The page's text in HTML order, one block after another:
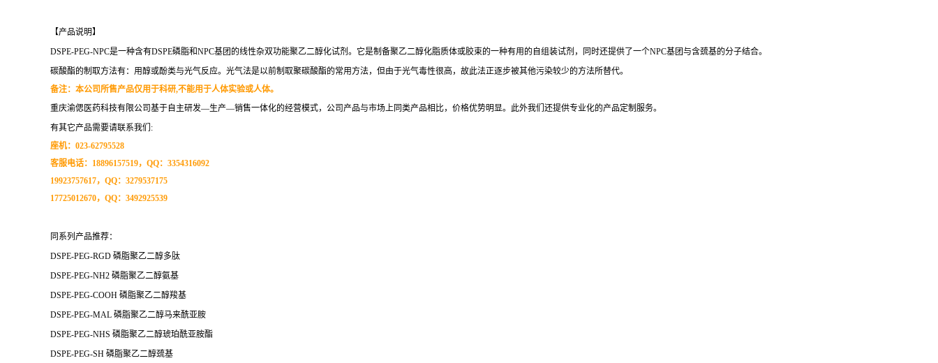
【产品说明】
DSPE-PEG-NPC是一种含有DSPE磷脂和NPC基团的线性杂双功能聚乙二醇化试剂。它是制备聚乙二醇化脂质体或胶束的一种有用的自组装试剂，同时还提供了一个NPC基团与含巯基的分子结合。
碳酸酯的制取方法有：用醇或酚类与光气反应。光气法是以前制取聚碳酸酯的常用方法，但由于光气毒性很高，故此法正逐步被其他污染较少的方法所替代。
备注：本公司所售产品仅用于科研,不能用于人体实验或人体。
重庆渝偲医药科技有限公司基于自主研发—生产—销售一体化的经营模式，公司产品与市场上同类产品相比，价格优势明显。此外我们还提供专业化的产品定制服务。
有其它产品需要请联系我们 :
座机： 023-62795528
客服电话： 18896157519， QQ： 3354316092
19923757617， QQ： 3279537175
17725012670， QQ： 3492925539
同系列产品推荐：
DSPE-PEG-RGD 磷脂聚乙二醇多肽
DSPE-PEG-NH2 磷脂聚乙二醇氨基
DSPE-PEG-COOH 磷脂聚乙二醇羧基
DSPE-PEG-MAL 磷脂聚乙二醇马来酰亚胺
DSPE-PEG-NHS 磷脂聚乙二醇琥珀酰亚胺酯
DSPE-PEG-SH 磷脂聚乙二醇巯基